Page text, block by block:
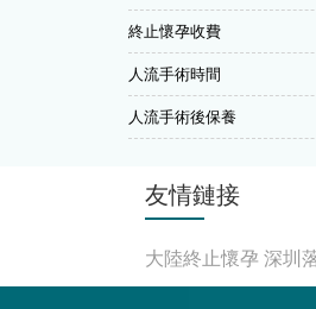
終止懷孕收費
人流手術時間
人流手術後保養
友情鏈接
大陸終止懷孕 深圳